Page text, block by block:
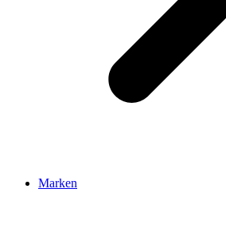
Marken